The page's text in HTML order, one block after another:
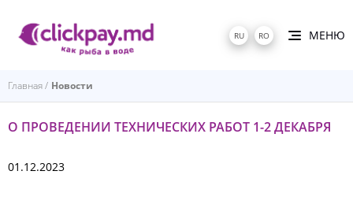
RU RO МЕНЮ
Главная Новости
О ПРОВЕДЕНИИ ТЕХНИЧЕСКИХ РАБОТ 1-2 ДЕКАБРЯ
01.12.2023